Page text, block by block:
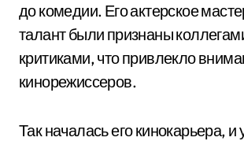
до комедии. Его актерское
талант были признаны
критиками, что привлекло
кинорежиссеров.
Так началась его кинокарьера, и